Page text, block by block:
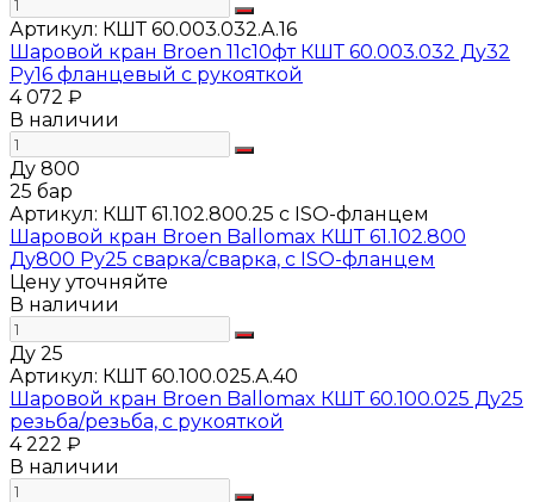
Артикул: КШТ 60.003.032.А.16
Шаровой кран Broen 11с10фт КШТ 60.003.032 Ду32
Ру16 фланцевый с рукояткой
4 072 ₽
В наличии
Ду 800
25 бар
Артикул: КШТ 61.102.800.25 с ISO-фланцем
Шаровой кран Broen Ballomax КШТ 61.102.800
Ду800 Ру25 сварка/сварка, с ISO-фланцем
Цену уточняйте
В наличии
Ду 25
Артикул: КШТ 60.100.025.А.40
Шаровой кран Broen Ballomax КШТ 60.100.025 Ду25
резьба/резьба, с рукояткой
4 222 ₽
В наличии